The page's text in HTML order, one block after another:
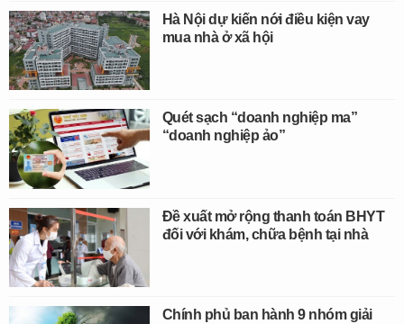
Hà Nội dự kiến nới điều kiện vay
mua nhà ở xã hội
Quét sạch “doanh nghiệp ma”
“doanh nghiệp ảo”
Đề xuất mở rộng thanh toán BHYT
đối với khám, chữa bệnh tại nhà
Chính phủ ban hành 9 nhóm giải